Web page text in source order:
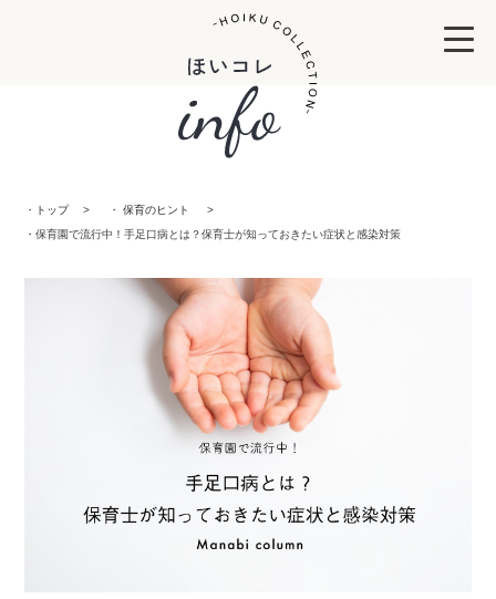
トップ
保育のヒント
保育園で流行中！手足口病とは？保育士が知っておきたい症状と感染対策